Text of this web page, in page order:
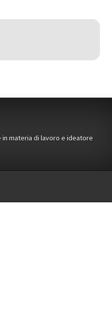
materia di lavoro e ideatore